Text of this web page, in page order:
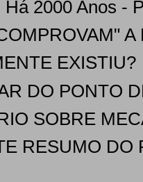
2000 Anos -
EXISTIU?
DO PONTO
SOBRE
RESUMO